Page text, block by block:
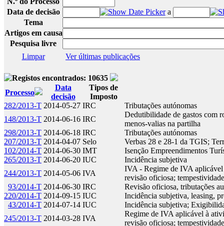
Data de decisão
a
Tema
Artigos em causa
Pesquisa livre
Limpar
Ver últimas publicações
Registos encontrados: 10635
Processo
Data
decisão
Tipos de
Imposto
282/2013-T 2014-05-27 IRC
Tributações autónomas
148/2013-T 2014-06-16 IRC
Dedutibilidade de gastos com
menos-valias na partilha
298/2013-T 2014-06-18 IRC
Tributações autónomas
207/2013-T 2014-04-07 Selo
Verbas 28 e 28-1 da TGIS;
102/2014-T 2014-06-30 IMT
Isenção Empreendimentos
265/2013-T 2014-06-20 IUC
Incidência subjetiva
244/2013-T 2014-05-06 IVA
IVA - Regime de IVA aplicável
revisão oficiosa;
93/2014-T 2014-06-30 IRC
Revisão oficiosa, tributações
220/2014-T 2014-09-15 IUC
Incidência subjetiva, leasing,
43/2014-T 2014-07-14 IUC
Incidência subjetiva;
245/2013-T 2014-03-28 IVA
Regime de IVA aplicável à
revisão oficiosa;